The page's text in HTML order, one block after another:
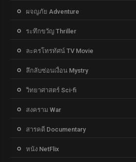
ผจญภัย Adventure
ระทึกขวัญ Thriller
ละครโทรทัศน์ TV Movie
ลึกลับซ่อนเงื่อน Mystry
วิทยาศาสตร์ Sci-fi
สงคราม War
สารคดี Documentary
หนัง NetFlix